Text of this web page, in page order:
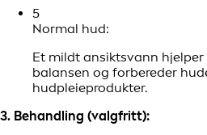
5
Normal hud:
Et mildt ansiktsvann
balansen og forbereder
hudpleieprodukter.
3. Behandling (valgfritt):